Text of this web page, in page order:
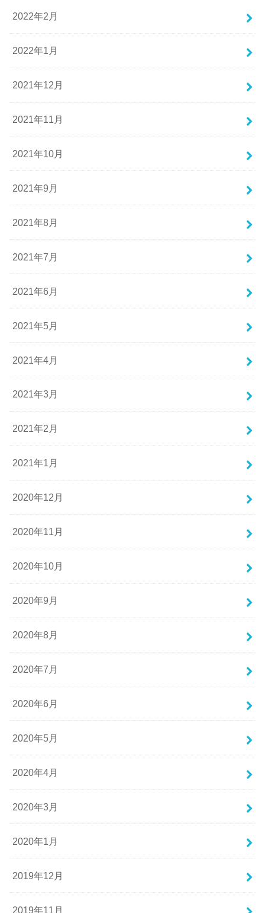
2022年2月
2022年1月
2021年12月
2021年11月
2021年10月
2021年9月
2021年8月
2021年7月
2021年6月
2021年5月
2021年4月
2021年3月
2021年2月
2021年1月
2020年12月
2020年11月
2020年10月
2020年9月
2020年8月
2020年7月
2020年6月
2020年5月
2020年4月
2020年3月
2020年1月
2019年12月
2019年11月